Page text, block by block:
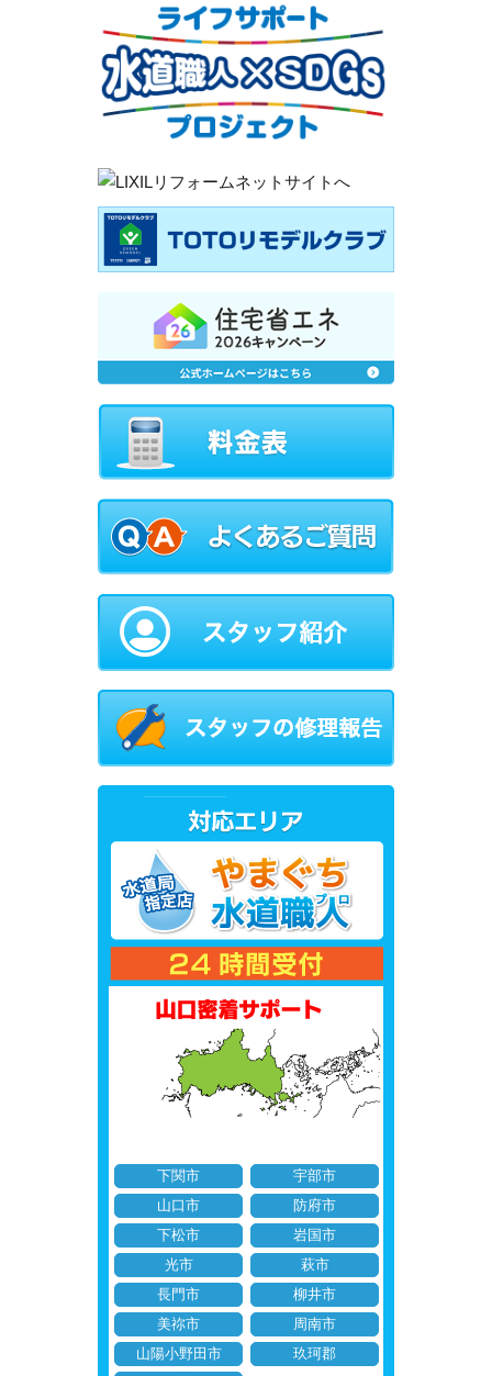
下関市
宇部市
山口市
防府市
下松市
岩国市
光市
萩市
長門市
柳井市
美祢市
周南市
山陽小野田市
玖珂郡